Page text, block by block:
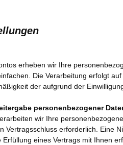
erheben wir Ihre
Die Verarbeitung erfolgt
der aufgrund der
personenbezogener
wir Ihre
Vertragsschluss erforderlich. Eine
eines Vertrags mit Ihnen